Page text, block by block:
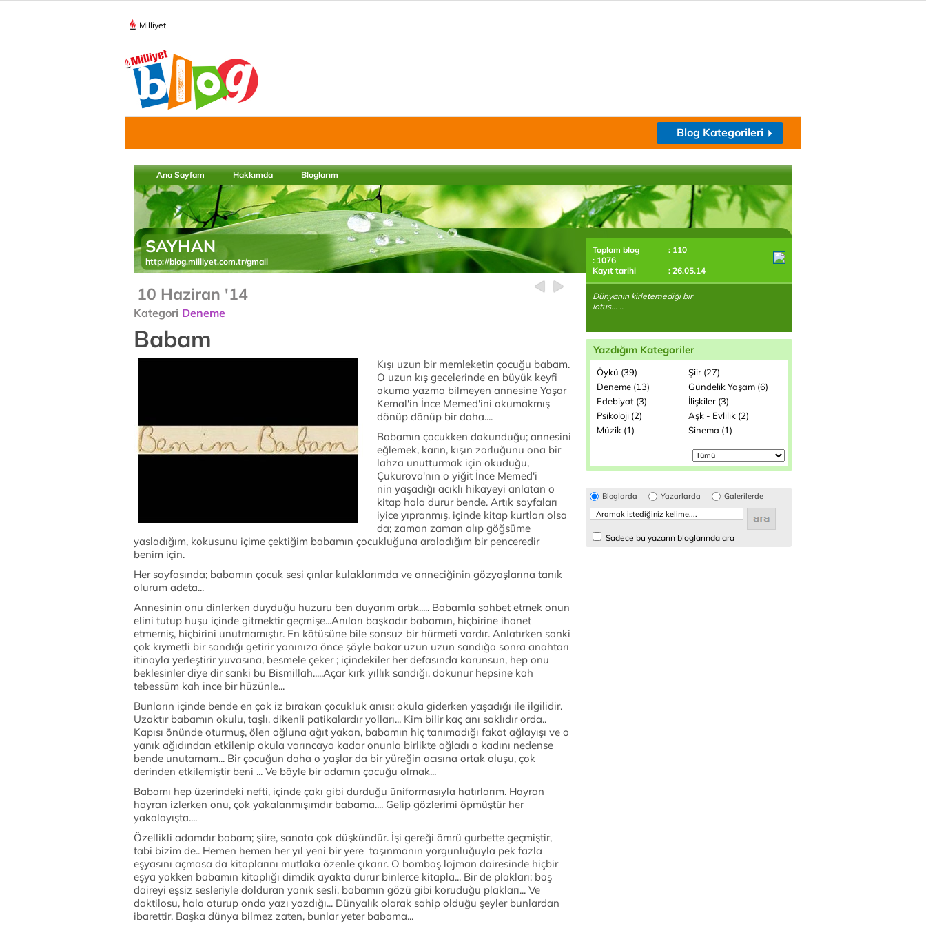
Milliyet
Blog Kategorileri
Ana Sayfam Hakkımda Bloglarım
SAYHAN
http://blog.milliyet.com.tr/gmail
10 Haziran '14
Kategori Deneme
Babam
Kışı uzun bir memleketin çocuğu babam.
O uzun kış gecelerinde en büyük keyfi
okuma yazma bilmeyen annesine Yaşar
Kemal'in İnce Memed'ini okumakmış
dönüp dönüp bir daha....
Babamın çocukken dokunduğu; annesini
eğlemek, karın, kışın zorluğunu ona bir
lahza unutturmak için okuduğu,
Çukurova'nın o yiğit İnce Memed'i
nin yaşadığı acıklı hikayeyi anlatan o
kitap hala durur bende. Artık sayfaları
iyice yıpranmış, içinde kitap kurtları olsa
da; zaman zaman alıp göğsüme
yasladığım, kokusunu içime çektiğim babamın çocukluğuna araladığım bir penceredir
benim için.
Her sayfasında; babamın çocuk sesi çınlar kulaklarımda ve anneciğinin gözyaşlarına tanık
olurum adeta...
Annesinin onu dinlerken duyduğu huzuru ben duyarım artık..... Babamla sohbet etmek onun
elini tutup huşu içinde gitmektir geçmişe...Anıları başkadır babamın, hiçbirine ihanet
etmemiş, hiçbirini unutmamıştır. En kötüsüne bile sonsuz bir hürmeti vardır. Anlatırken sanki
çok kıymetli bir sandığı getirir yanınıza önce şöyle bakar uzun uzun sandığa sonra anahtarı
itinayla yerleştirir yuvasına, besmele çeker ; içindekiler her defasında korunsun, hep onu
beklesinler diye dir sanki bu Bismillah.....Açar kırk yıllık sandığı, dokunur hepsine kah
tebessüm kah ince bir hüzünle...
Bunların içinde bende en çok iz bırakan çocukluk anısı; okula giderken yaşadığı ile ilgilidir.
Uzaktır babamın okulu, taşlı, dikenli patikalardır yolları... Kim bilir kaç anı saklıdır orda..
Kapısı önünde oturmuş, ölen oğluna ağıt yakan, babamın hiç tanımadığı fakat ağlayışı ve o
yanık ağıdından etkilenip okula varıncaya kadar onunla birlikte ağladı o kadını nedense
bende unutamam... Bir çocuğun daha o yaşlar da bir yüreğin acısına ortak oluşu, çok
derinden etkilemiştir beni ... Ve böyle bir adamın çocuğu olmak...
Babamı hep üzerindeki nefti, içinde çakı gibi durduğu üniformasıyla hatırlarım. Hayran
hayran izlerken onu, çok yakalanmışımdır babama.... Gelip gözlerimi öpmüştür her
yakalayışta....
Özellikli adamdır babam; şiire, sanata çok düşkündür. İşi gereği ömrü gurbette geçmiştir,
tabi bizim de.. Hemen hemen her yıl yeni bir yere taşınmanın yorgunluğuyla pek fazla
eşyasını açmasa da kitaplarını mutlaka özenle çıkarır. O bomboş lojman dairesinde hiçbir
eşya yokken babamın kitaplığı dimdik ayakta durur binlerce kitapla... Bir de plakları; boş
daireyi eşsiz sesleriyle dolduran yanık sesli, babamın gözü gibi koruduğu plakları... Ve
daktilosu, hala oturup onda yazı yazdığı... Dünyalık olarak sahip olduğu şeyler bunlardan
ibarettir. Başka dünya bilmez zaten, bunlar yeter babama...
Toplam blog
: 110
: 1076
Kayıt tarihi
: 26.05.14
Dünyanın kirletemediği bir
lotus... ..
Yazdığım Kategoriler
Öykü (39)
Şiir (27)
Deneme (13)
Gündelik Yaşam (6)
Edebiyat (3)
İlişkiler (3)
Psikoloji (2)
Aşk - Evlilik (2)
Müzik (1)
Sinema (1)
Bloglarda Yazarlarda Galerilerde
Sadece bu yazarın bloglarında ara